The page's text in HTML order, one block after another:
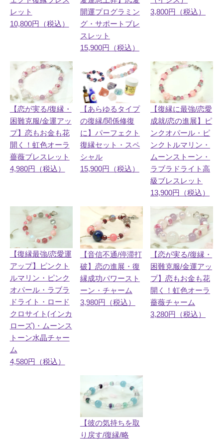
レット
10,800円（税込）
開運プログラミン
グ・サポートブレ
スレット
15,900円（税込）
3,800円（税込）
【恋が実る/復縁・
困難克服/金運アッ
プ】恋もお金も花
開く！虹色オーラ
薔薇ブレスレット
4,980円（税込）
【あらゆるタイプ
の復縁/関係修復
に】パーフェクト
復縁セット・スペ
シャル
15,900円（税込）
【復縁に最強/恋愛
成就/恋の進展】ピ
ンクオパール・ピ
ンクトルマリン・
ムーンストーン・
ラブラドライト高
級ブレスレット
13,900円（税込）
【復縁最強/恋愛運
アップ】ピンクト
ルマリン・ピンク
オパール・ラブラ
ドライト・ロード
クロサイト(インカ
ローズ)・ムーンス
トーン水晶チャー
ム
4,580円（税込）
【音信不通/停滞打
破】恋の進展・復
縁成功パワースト
ーン・チャーム
3,980円（税込）
【恋が実る/復縁・
困難克服/金運アッ
プ】恋もお金も花
開く！虹色オーラ
薔薇チャーム
3,280円（税込）
【彼の気持ちを取
り戻す/復縁/略